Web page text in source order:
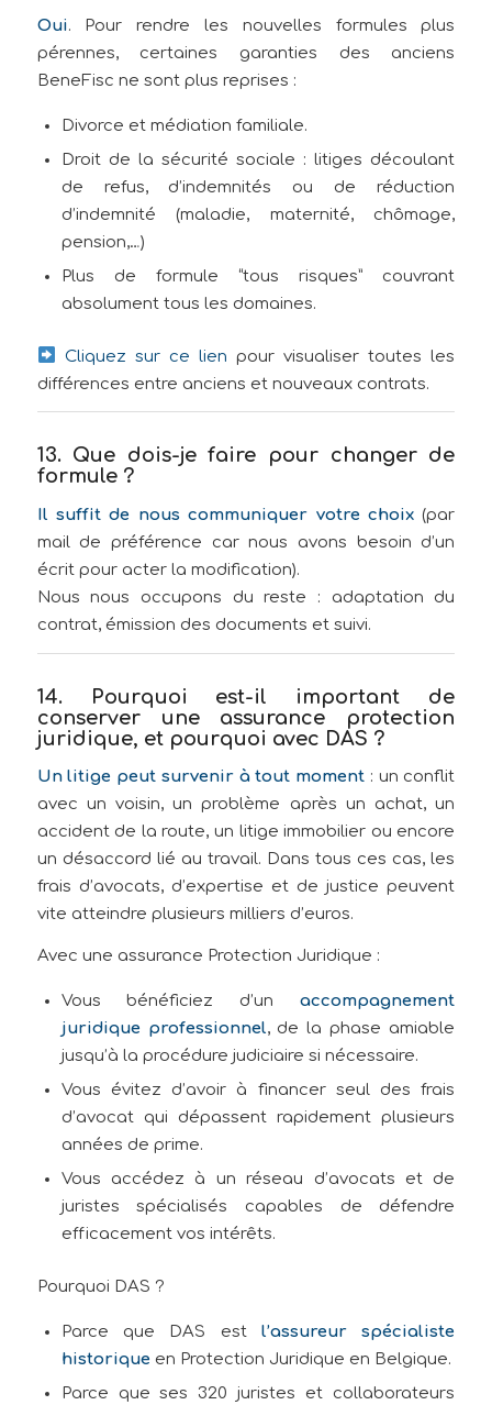
Oui. Pour rendre les nouvelles formules plus
pérennes, certaines garanties des anciens
BeneFisc ne sont plus reprises :
Divorce et médiation familiale.
Droit de la sécurité sociale : litiges découlant
de refus, d’indemnités ou de réduction
d’indemnité (maladie, maternité, chômage,
pension,…)
Plus de formule “tous risques” couvrant
absolument tous les domaines.
Cliquez sur ce lien pour visualiser toutes les
différences entre anciens et nouveaux contrats.
13. Que dois-je faire pour changer de
formule ?
Il suffit de nous communiquer votre choix (par
mail de préférence car nous avons besoin d’un
écrit pour acter la modification).
Nous nous occupons du reste : adaptation du
contrat, émission des documents et suivi.
14. Pourquoi est-il important de
conserver une assurance protection
juridique, et pourquoi avec DAS ?
Un litige peut survenir à tout moment : un conflit
avec un voisin, un problème après un achat, un
accident de la route, un litige immobilier ou encore
un désaccord lié au travail. Dans tous ces cas, les
frais d’avocats, d’expertise et de justice peuvent
vite atteindre plusieurs milliers d’euros.
Avec une assurance Protection Juridique :
Vous bénéficiez d’unaccompagnement
juridique professionnel, de la phase amiable
jusqu’à la procédure judiciaire si nécessaire.
Vous évitez d’avoir à financer seul des frais
d’avocat qui dépassent rapidement plusieurs
années de prime.
Vous accédez à un réseau d’avocats et de
juristes spécialisés capables de défendre
efficacement vos intérêts.
Pourquoi DAS ?
Parce que DAS estl’assureur spécialiste
historique en Protection Juridique en Belgique.
Parce que ses 320 juristes et collaborateurs